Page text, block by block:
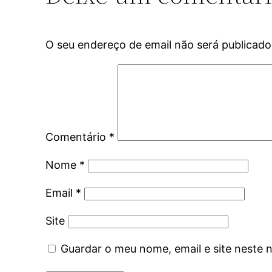
O seu endereço de email não será
Comentário *
Nome *
Email *
Site
Guardar o meu nome, email e site neste